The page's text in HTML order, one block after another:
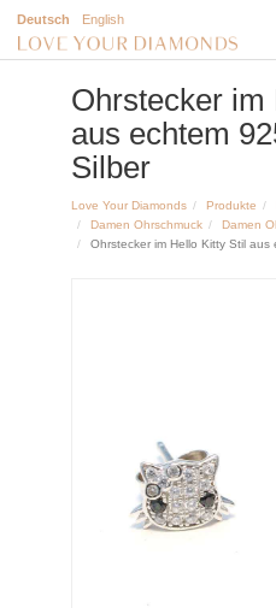
Deutsch English
Ohrstecker im
aus echtem
Silber
Love Your Diamonds Produkte
Damen Ohrschmuck
Damen
Ohrstecker im Hello Kitty Stil